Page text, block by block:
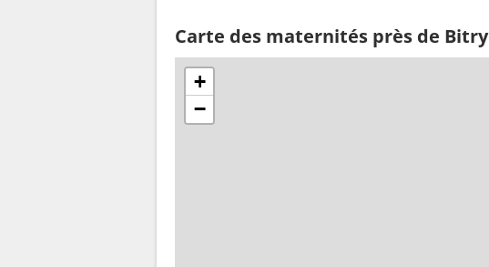
Carte des maternités près de Bitry
+
−